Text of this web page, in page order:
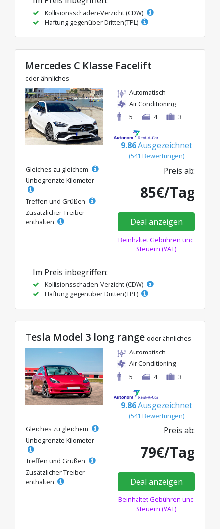
Kollisionsschaden-Verzicht (CDW)
Haftung gegenüber Dritten(TPL)
Mercedes C Klasse Facelift
oder ähnliches
Automatisch
Air Conditioning
5
4 3
9.86 Ausgezeichnet
(541 Bewertungen)
Gleiches zu gleichem
Unbegrenzte Kilometer
Treffen und Grüßen
Zusätzlicher Treiber
enthalten
Preis ab:
85€/Tag
Deal anzeigen
Beinhaltet Gebühren und
Steuern (VAT)
Im Preis inbegriffen:
Kollisionsschaden-Verzicht (CDW)
Haftung gegenüber Dritten(TPL)
Tesla Model 3 long range oder ähnliches
Automatisch
Air Conditioning
5
4 3
9.86 Ausgezeichnet
(541 Bewertungen)
Gleiches zu gleichem
Unbegrenzte Kilometer
Treffen und Grüßen
Zusätzlicher Treiber
enthalten
Preis ab:
79€/Tag
Deal anzeigen
Beinhaltet Gebühren und
Steuern (VAT)